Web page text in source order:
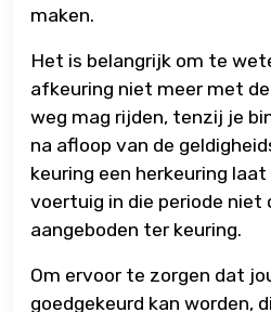
maken.
Het is belangrijk om te
afkeuring niet meer met
weg mag rijden, tenzij je
na afloop van de
keuring een herkeuring
voertuig in die periode niet
aangeboden ter keuring.
Om ervoor te zorgen dat
goedgekeurd kan worden,